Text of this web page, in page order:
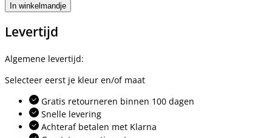
In winkelmandje
Levertijd
Algemene levertijd:
Selecteer eerst je kleur en/of maat
Gratis retourneren binnen 100 dagen
Snelle levering
Achteraf betalen met Klarna